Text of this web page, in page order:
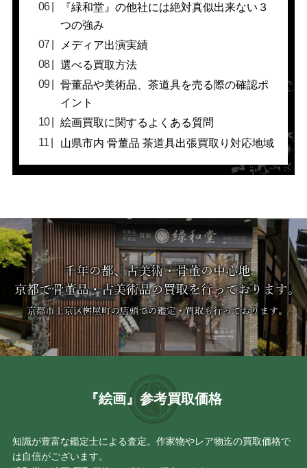
『緑和堂』の他社には絶対真似出来ない３
つの強み
メディア出演実績
選べる買取方法
骨董品や美術品、茶道具を売る際の確認ポ
イント
絵画買取に関するよくある質問
山県市内 骨董品 茶道具出張買取り対応地域
『絵画』参考買取価格
知識が豊富な鑑定士による査定。作家物やレア物迄の買取価格で
は自信がございます。